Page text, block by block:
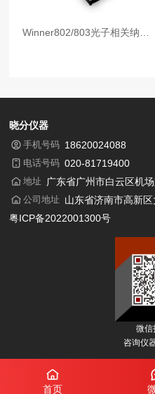
Winner802/803光子相关纳米粒度仪
晓分仪器
手机号码 18620024088
电话号码 020-81719400
地址 广东省广州市白云区机
公司地址 山东省济南市高新
粤ICP备2022001300号
微信
咨询仪
首页